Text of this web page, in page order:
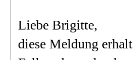
Liebe Brigitte,
diese Meldung